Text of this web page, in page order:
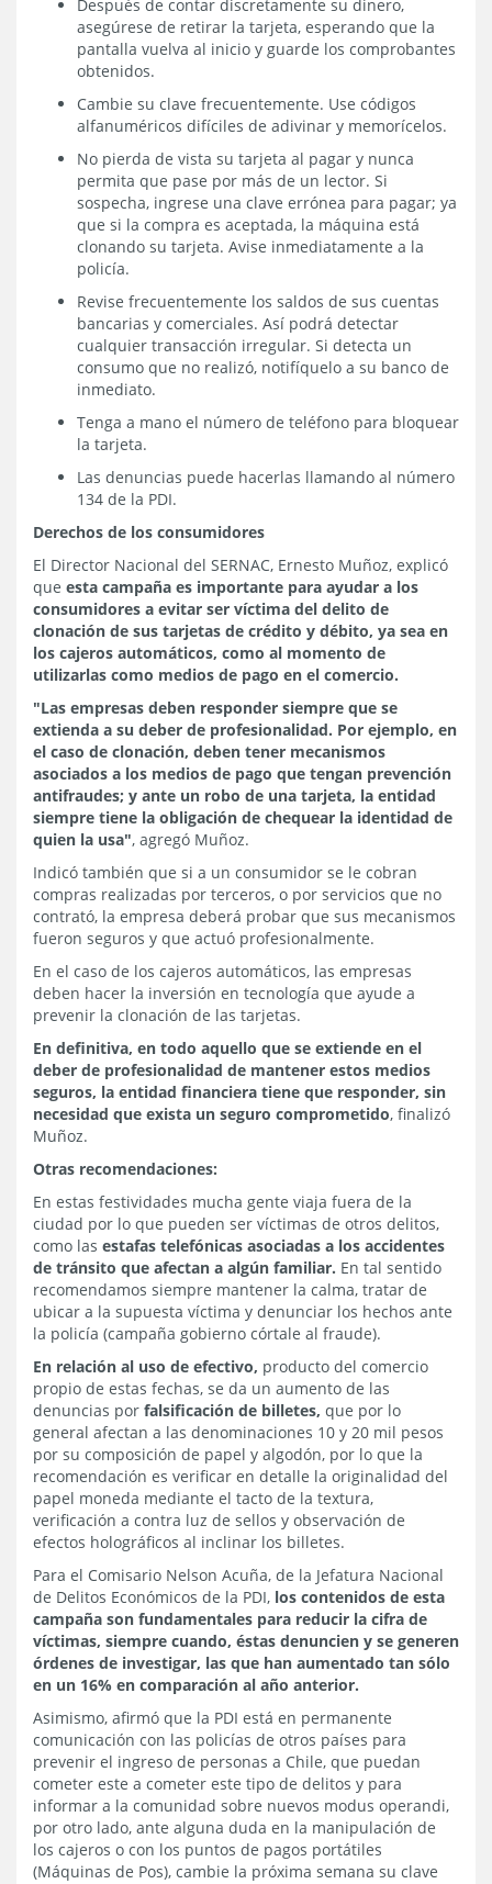
Después de contar discretamente su dinero,
asegúrese de retirar la tarjeta, esperando que la
pantalla vuelva al inicio y guarde los comprobantes
obtenidos.
Cambie su clave frecuentemente. Use códigos
alfanuméricos difíciles de adivinar y memorícelos.
No pierda de vista su tarjeta al pagar y nunca
permita que pase por más de un lector. Si
sospecha, ingrese una clave errónea para pagar; ya
que si la compra es aceptada, la máquina está
clonando su tarjeta. Avise inmediatamente a la
policía.
Revise frecuentemente los saldos de sus cuentas
bancarias y comerciales. Así podrá detectar
cualquier transacción irregular. Si detecta un
consumo que no realizó, notifíquelo a su banco de
inmediato.
Tenga a mano el número de teléfono para bloquear
la tarjeta.
Las denuncias puede hacerlas llamando al número
134 de la PDI.
Derechos de los consumidores
El Director Nacional del SERNAC, Ernesto Muñoz, explicó
que esta campaña es importante para ayudar a los
consumidores a evitar ser víctima del delito de
clonación de sus tarjetas de crédito y débito, ya sea en
los cajeros automáticos, como al momento de
utilizarlas como medios de pago en el comercio.
"Las empresas deben responder siempre que se
extienda a su deber de profesionalidad. Por ejemplo, en
el caso de clonación, deben tener mecanismos
asociados a los medios de pago que tengan prevención
antifraudes; y ante un robo de una tarjeta, la entidad
siempre tiene la obligación de chequear la identidad de
quien la usa", agregó Muñoz.
Indicó también que si a un consumidor se le cobran
compras realizadas por terceros, o por servicios que no
contrató, la empresa deberá probar que sus mecanismos
fueron seguros y que actuó profesionalmente.
En el caso de los cajeros automáticos, las empresas
deben hacer la inversión en tecnología que ayude a
prevenir la clonación de las tarjetas.
En definitiva, en todo aquello que se extiende en el
deber de profesionalidad de mantener estos medios
seguros, la entidad financiera tiene que responder, sin
necesidad que exista un seguro comprometido, finalizó
Muñoz.
Otras recomendaciones:
En estas festividades mucha gente viaja fuera de la
ciudad por lo que pueden ser víctimas de otros delitos,
como las estafas telefónicas asociadas a los accidentes
de tránsito que afectan a algún familiar. En tal sentido
recomendamos siempre mantener la calma, tratar de
ubicar a la supuesta víctima y denunciar los hechos ante
la policía (campaña gobierno córtale al fraude).
En relación al uso de efectivo, producto del comercio
propio de estas fechas, se da un aumento de las
denuncias por falsificación de billetes, que por lo
general afectan a las denominaciones 10 y 20 mil pesos
por su composición de papel y algodón, por lo que la
recomendación es verificar en detalle la originalidad del
papel moneda mediante el tacto de la textura,
verificación a contra luz de sellos y observación de
efectos holográficos al inclinar los billetes.
Para el Comisario Nelson Acuña, de la Jefatura Nacional
de Delitos Económicos de la PDI, los contenidos de esta
campaña son fundamentales para reducir la cifra de
víctimas, siempre cuando, éstas denuncien y se generen
órdenes de investigar, las que han aumentado tan sólo
en un 16% en comparación al año anterior.
Asimismo, afirmó que la PDI está en permanente
comunicación con las policías de otros países para
prevenir el ingreso de personas a Chile, que puedan
cometer este a cometer este tipo de delitos y para
informar a la comunidad sobre nuevos modus operandi,
por otro lado, ante alguna duda en la manipulación de
los cajeros o con los puntos de pagos portátiles
(Máquinas de Pos), cambie la próxima semana su clave